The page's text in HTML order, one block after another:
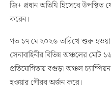
করেন।
সেনাবাহিনীর বিভিন্ন অঞ্চলের
প্রতিযোগিতায় বগুড়া অঞ্চল
হওয়ার গৌরব অর্জন করে।